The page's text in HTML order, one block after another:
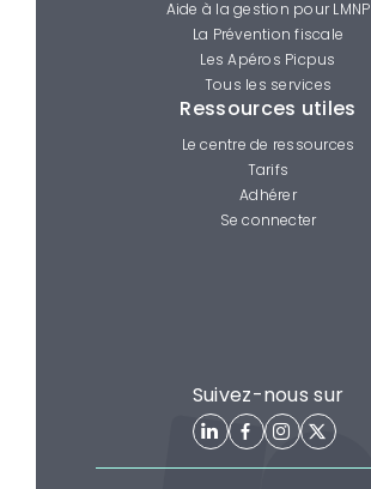
Aide à la gestion pour LMNP
La Prévention fiscale
Les Apéros Picpus
Tous les services
Ressources utiles
Le centre de ressources
Tarifs
Adhérer
Se connecter
Suivez-nous sur